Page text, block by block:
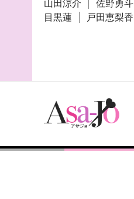
山田涼介 佐野勇斗
目黒蓮
戸田恵梨香